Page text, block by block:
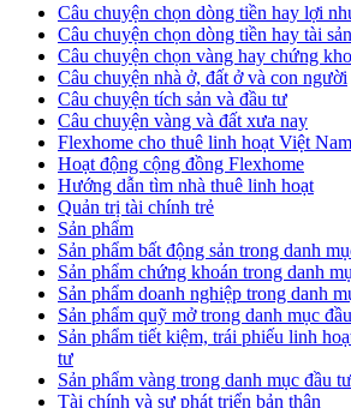
Câu chuyện chọn dòng tiền hay lợi
Câu chuyện chọn dòng tiền hay tài sản
Câu chuyện chọn vàng hay chứng
Câu chuyện nhà ở, đất ở và con người
Câu chuyện tích sản và đầu tư
Câu chuyện vàng và đất xưa nay
Flexhome cho thuê linh hoạt Việt Nam
Hoạt động cộng đồng Flexhome
Hướng dẫn tìm nhà thuê linh hoạt
Quản trị tài chính trẻ
Sản phẩm
Sản phẩm bất động sản trong danh
Sản phẩm chứng khoán trong danh
Sản phẩm doanh nghiệp trong danh
Sản phẩm quỹ mở trong danh mục
Sản phẩm tiết kiệm, trái phiếu linh
tư
Sản phẩm vàng trong danh mục đầu tư
Tài chính và sự phát triển bản thân